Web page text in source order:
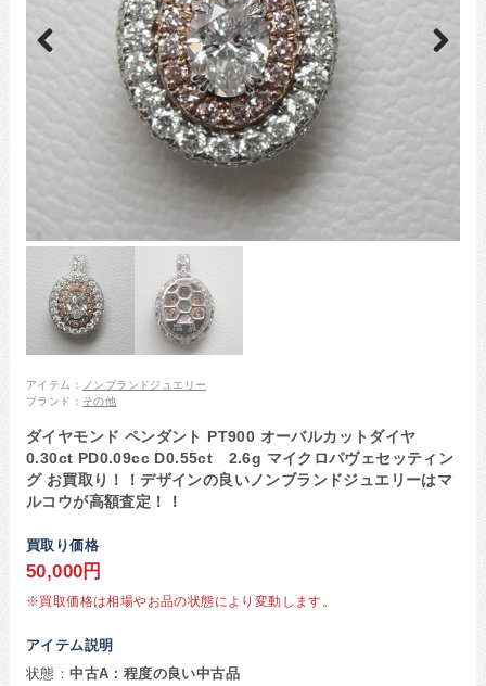
Previous
アイテム：
ノンブランドジュエリー
ブランド： その他
ダイヤモンド ペンダント PT900 オーバルカットダイヤ
0.30ct PD0.09cc D0.55ct 2.6g マイクロパヴェセッティン
グ お買取り！！デザインの良いノンブランドジュエリーはマ
ルコウが高額査定！！
買取り価格
50,000円
※買取価格は相場やお品の状態により変動します。
アイテム説明
状態：中古A：程度の良い中古品